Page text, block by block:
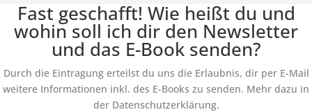
Fast geschafft! Wie heißt du und
wohin soll ich dir den Newsletter
und das E-Book senden?
Durch die Eintragung erteilst du uns die Erlaubnis, dir per E-Mail
weitere Informationen inkl. des E-Books zu senden. Mehr dazu in
der Datenschutzerklärung.